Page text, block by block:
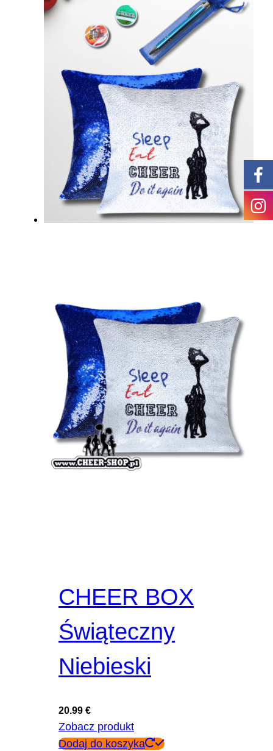
CHEER BOX
Świąteczny
Niebieski
20.99 €
Zobacz produkt
Dodaj do koszyka